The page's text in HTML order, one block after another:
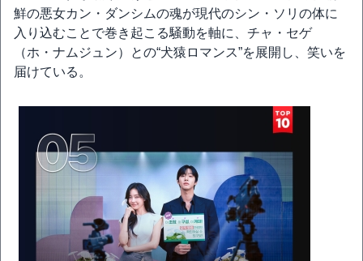
鮮の悪女カン・ダンシムの魂が現代のシン・ソリの体に
入り込むことで巻き起こる騒動を軸に、チャ・セゲ
（ホ・ナムジュン）との“犬猿ロマンス”を展開し、笑いを
届けている。